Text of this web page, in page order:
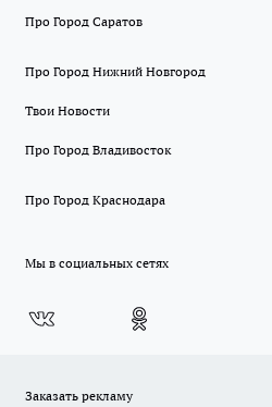
Про Город Саратов
Про Город Нижний Новгород
Твои Новости
Про Город Владивосток
Про Город Краснодара
Мы в социальных сетях
Заказать рекламу